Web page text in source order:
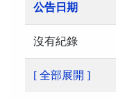
公告日期
沒有紀錄
[ 全部展開 ]